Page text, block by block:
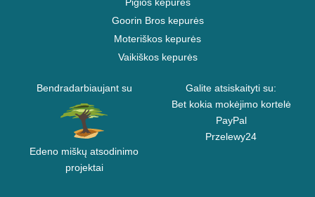
Goorin Bros kepurės
Moteriškos kepurės
Vaikiškos kepurės
Bendradarbiaujant su
Edeno miškų atsodinimo
projektai
Galite atsiskaityti su:
Bet kokia mokėjimo kortelė
PayPal
Przelewy24